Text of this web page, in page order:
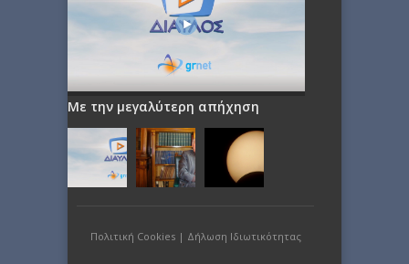
Με την μεγαλύτερη απήχηση
Πολιτική Cookies| Δήλωση Ιδιωτικότητας